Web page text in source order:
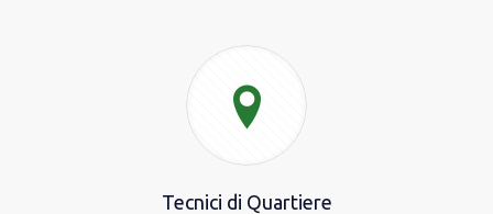
Tecnici di Quartiere